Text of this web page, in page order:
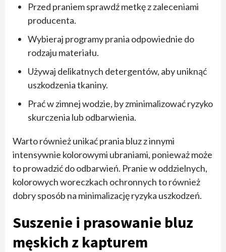
Przed praniem sprawdź metkę z zaleceniami
producenta.
Wybieraj programy prania odpowiednie do
rodzaju materiału.
Używaj delikatnych detergentów, aby uniknąć
uszkodzenia tkaniny.
Prać w zimnej wodzie, by zminimalizować ryzyko
skurczenia lub odbarwienia.
Warto również unikać prania bluz z innymi
intensywnie kolorowymi ubraniami, ponieważ może
to prowadzić do odbarwień. Pranie w oddzielnych,
kolorowych woreczkach ochronnych to również
dobry sposób na minimalizację ryzyka uszkodzeń.
Suszenie i prasowanie bluz
męskich z kapturem